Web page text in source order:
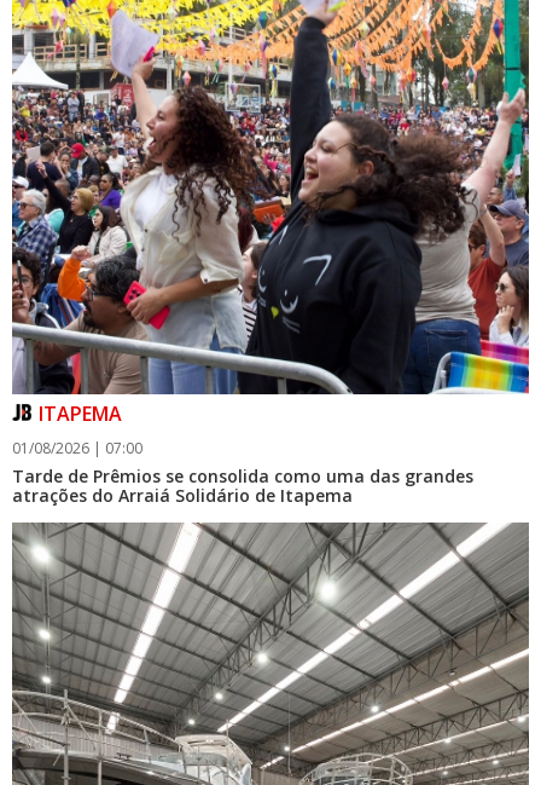
06/08/2026 | 10:06
Voluntários da Cozinha Solidária Zilda Barbosa
participaram de capacitação sobre manipulação de
alimentos
GERAL
fortalecer a promoção do Brasil no mercado internacional
21/08/2025 | 17:31
Costa lança campanha de Pacote de Bebidas Grátis para
cruzeiros 2025/2026 na América do Sul
ITAPEMA
01/08/2026 | 07:00
Tarde de Prêmios se consolida como uma das grandes
atrações do Arraiá Solidário de Itapema